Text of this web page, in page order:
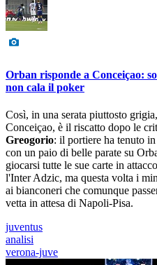
Orban risponde a Conceiçao:
non cala il poker
Così, in una serata piuttosto
Conceiçao, è il riscatto dopo le
Greogorio: il portiere ha tenuto
con un paio di belle parate su
giocarsi tutte le sue carte in
l'Inter Adzic, ma questa volta i
ai bianconeri che comunque
vetta in attesa di Napoli-Pisa.
juventus
analisi
verona-juve